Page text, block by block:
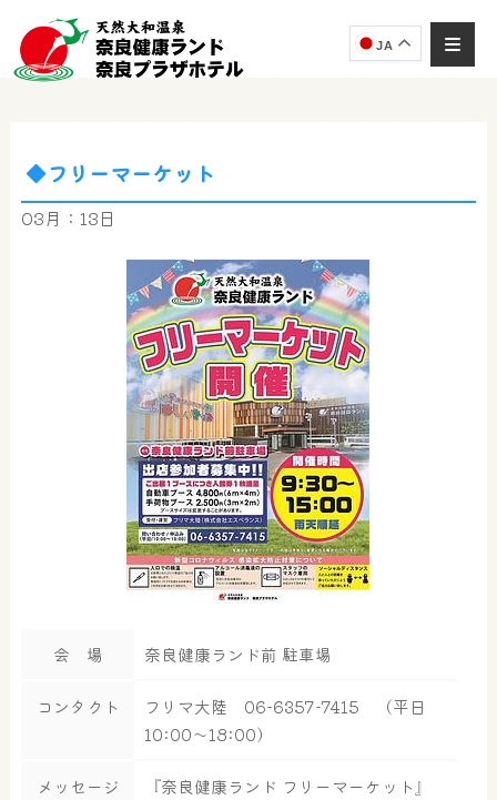
JA
◆フリーマーケット
03月：13日
会 場 奈良健康ランド前 駐車場
コンタクト
フリマ大陸 06-6357-7415 （平日
10:00～18:00）
メッセージ 『奈良健康ランド フリーマーケット』
奈良健康ランド AIコンシェルジュです。
ご質問をお伺いします。